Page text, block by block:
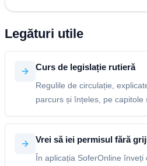
Legături utile
Curs de legislație rutieră
Regulile de circulație,
parcurs și înțeles, pe capitole
Vrei să iei permisul fără
În aplicația SoferOnline